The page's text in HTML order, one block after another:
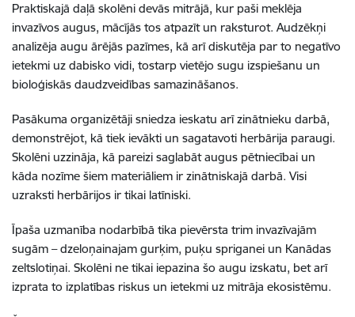
Praktiskajā daļā skolēni devās mitrājā, kur paši meklēja
invazīvos augus, mācījās tos atpazīt un raksturot. Audzēkņi
analizēja augu ārējās pazīmes, kā arī diskutēja par to negatīvo
ietekmi uz dabisko vidi, tostarp vietējo sugu izspiešanu un
bioloģiskās daudzveidības samazināšanos.
Pasākuma organizētāji sniedza ieskatu arī zinātnieku darbā,
demonstrējot, kā tiek ievākti un sagatavoti herbārija paraugi.
Skolēni uzzināja, kā pareizi saglabāt augus pētniecībai un
kāda nozīme šiem materiāliem ir zinātniskajā darbā. Visi
uzraksti herbārijos ir tikai latīniski.
Īpaša uzmanība nodarbībā tika pievērsta trim invazīvajām
sugām – dzeloņainajam gurķim, puķu spriganei un Kanādas
zeltslotiņai. Skolēni ne tikai iepazina šo augu izskatu, bet arī
izprata to izplatības riskus un ietekmi uz mitrāja ekosistēmu.